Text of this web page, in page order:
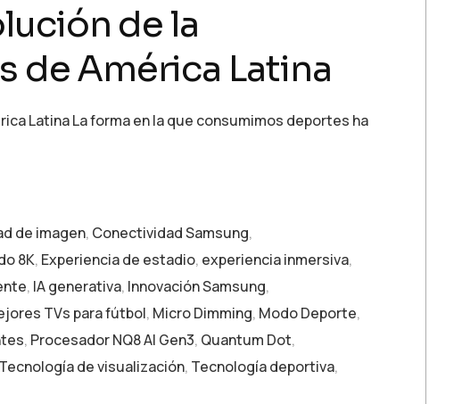
de la
de América Latina
Latina La forma en la que consumimos deportes ha
de imagen, Conectividad Samsung,
8K, Experiencia de estadio, experiencia inmersiva,
, IA generativa, Innovación Samsung,
TVs para fútbol, Micro Dimming, Modo Deporte,
, Procesador NQ8 AI Gen3, Quantum Dot,
Tecnología de visualización, Tecnología deportiva,